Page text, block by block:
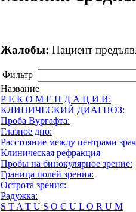
Жалобы: Пациент
Фильтр
Название
Р Е К О М Е Н Д А Ц И И:
КЛИНИЧЕСКИЙ ДИАГНОЗ:
Проба Вургафта:
Глазное дно:
Расстояние между центрами
Клиническая рефракция
Пробы на бинокулярное зрение:
Граница полей зрения:
Острота зрения:
Радужка:
S T A T U S O C U L O R U M